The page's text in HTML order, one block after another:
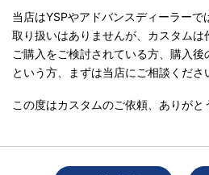
当店はYSPやアドバンスディーラー
取り扱いはありませんが、カスタムは
ご購入をご検討されている方、購入
という方、まずは当店にご相談くださ
この度はカスタムのご依頼、ありがと